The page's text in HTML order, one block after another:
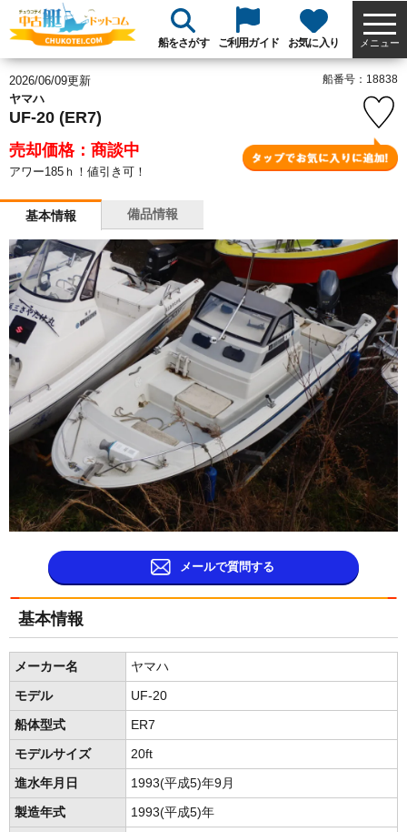
船をさがす ご利用ガイド お気に入り メニュー
2026/06/09更新
ヤマハ
UF-20 (ER7)
売却価格：商談中
アワー185ｈ！値引き可！
船番号：18838
基本情報 備品情報
メールで質問する
基本情報
メーカー名 ヤマハ
モデル UF-20
船体型式 ER7
モデルサイズ 20ft
進水年月日 1993(平成5)年9月
製造年式 1993(平成5)年